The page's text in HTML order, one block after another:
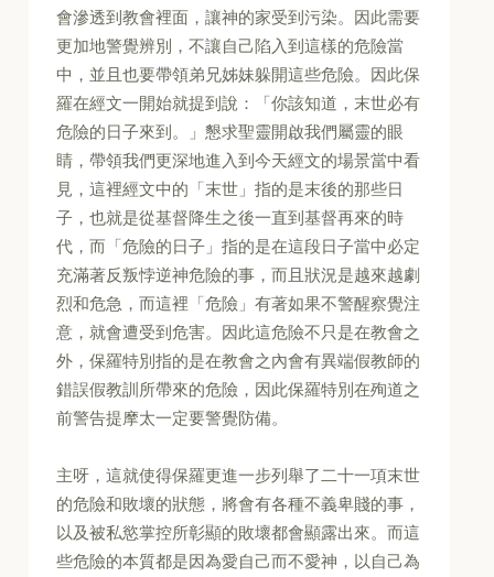
會滲透到教會裡面，讓神的家受到污染。因此需要
更加地警覺辨別，不讓自己陷入到這樣的危險當
中，並且也要帶領弟兄姊妹躲開這些危險。因此保
羅在經文一開始就提到說：「你該知道，末世必有
危險的日子來到。」懇求聖靈開啟我們屬靈的眼
睛，帶領我們更深地進入到今天經文的場景當中看
見，這裡經文中的「末世」指的是末後的那些日
子，也就是從基督降生之後一直到基督再來的時
代，而「危險的日子」指的是在這段日子當中必定
充滿著反叛悖逆神危險的事，而且狀況是越來越劇
烈和危急，而這裡「危險」有著如果不警醒察覺注
意，就會遭受到危害。因此這危險不只是在教會之
外，保羅特別指的是在教會之內會有異端假教師的
錯誤假教訓所帶來的危險，因此保羅特別在殉道之
前警告提摩太一定要警覺防備。
主呀，這就使得保羅更進一步列舉了二十一項末世
的危險和敗壞的狀態，將會有各種不義卑賤的事，
以及被私慾掌控所彰顯的敗壞都會顯露出來。而這
些危險的本質都是因為愛自己而不愛神，以自己為